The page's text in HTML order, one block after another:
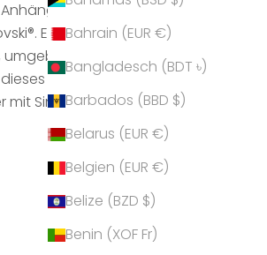
Bahrain (EUR €)
Bangladesch (BDT ৳)
Barbados (BBD $)
Belarus (EUR €)
Belgien (EUR €)
Belize (BZD $)
Benin (XOF Fr)
in Form einer Pfote,
Ein großer,
von vier kleineren
Schmuckstück ein
Sinn für Eleganz.